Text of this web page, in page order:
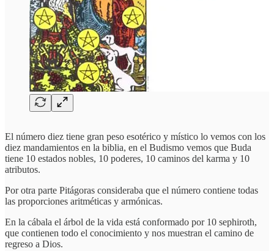
El número diez tiene gran peso esotérico y místico lo vemos con los
diez mandamientos en la biblia, en el Budismo vemos que Buda
tiene 10 estados nobles, 10 poderes, 10 caminos del karma y 10
atributos.
Por otra parte Pitágoras consideraba que el número contiene todas
las proporciones aritméticas y armónicas.
En la cábala el árbol de la vida está conformado por 10 sephiroth,
que contienen todo el conocimiento y nos muestran el camino de
regreso a Dios.